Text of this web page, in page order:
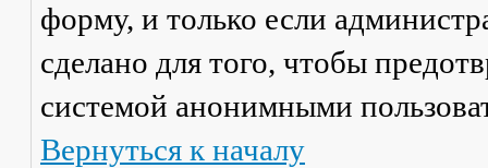
форму, и только если
сделано для того, чтобы
системой анонимными
Вернуться к началу